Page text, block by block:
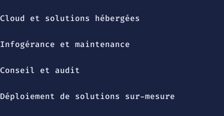
Cloud et solutions hébergées
Infogérance et maintenance
Conseil et audit
Déploiement de solutions sur-mesure